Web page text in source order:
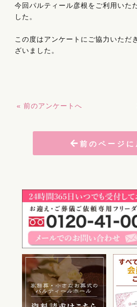
今回パルティール彦根をご利用いた
した。
この度はアンケートにご協力いただ
ざいました。
« 前のアンケートへ
前のページに